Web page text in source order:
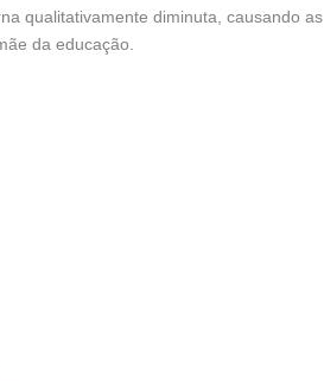
qualitativamente diminuta, causando as
da educação.